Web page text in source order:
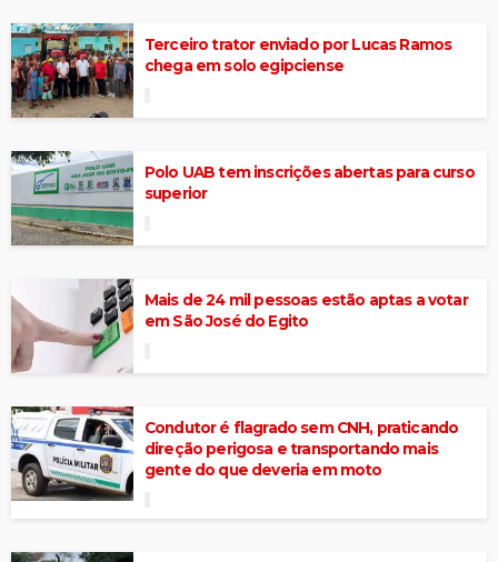
Terceiro trator enviado por Lucas Ramos
chega em solo egipciense
Polo UAB tem inscrições abertas para curso
superior
Mais de 24 mil pessoas estão aptas a votar
em São José do Egito
Condutor é flagrado sem CNH, praticando
direção perigosa e transportando mais
gente do que deveria em moto